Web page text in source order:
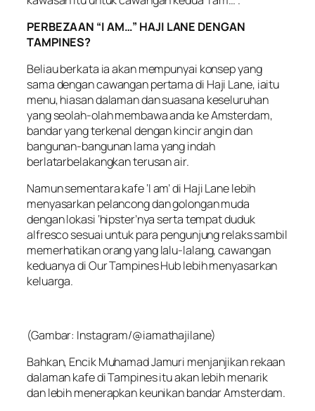
PERBEZAAN “I AM…” HAJI LANE DENGAN
TAMPINES?
Beliau berkata ia akan mempunyai konsep yang
sama dengan cawangan pertama di Haji Lane, iaitu
menu, hiasan dalaman dan suasana keseluruhan
yang seolah-olah membawa anda ke Amsterdam,
bandar yang terkenal dengan kincir angin dan
bangunan-bangunan lama yang indah
berlatarbelakangkan terusan air.
Namun sementara kafe ‘I am’ di Haji Lane lebih
menyasarkan pelancong dan golongan muda
dengan lokasi ‘hipster’nya serta tempat duduk
alfresco sesuai untuk para pengunjung relaks sambil
memerhatikan orang yang lalu-lalang, cawangan
keduanya di Our Tampines Hub lebih menyasarkan
keluarga.
(Gambar: Instagram/@iamathajilane)
Bahkan, Encik Muhamad Jamuri menjanjikan rekaan
dalaman kafe di Tampines itu akan lebih menarik
dan lebih menerapkan keunikan bandar Amsterdam.